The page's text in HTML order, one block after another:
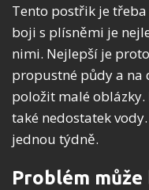
Tento postřik je
boji s plísněmi je
nimi. Nejlepší je
propustné půdy a na
položit malé
také nedostatek
jednou týdně.
Problém